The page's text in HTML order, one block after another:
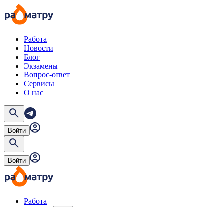
Работа
Новости
Блог
Экзамены
Вопрос-ответ
Сервисы
О нас
Войти
Войти
Работа